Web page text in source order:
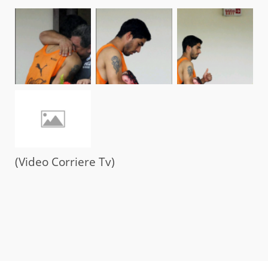
(Video Corriere Tv)